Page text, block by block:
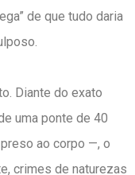
de que tudo daria
Diante do exato
uma ponte de 40
ao corpo —, o
crimes de naturezas